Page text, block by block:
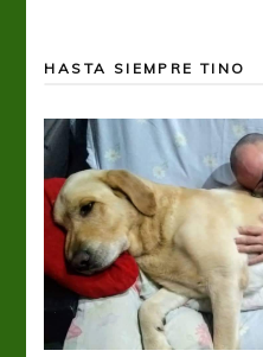
HASTA SIEMPRE TINO